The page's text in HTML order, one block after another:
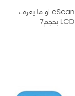
أطلقت شركة Plustek جهاز السكانر الجديد eScan A150 او ما يعرف
بجهاز المسح الضوئي الذي يمتلك شاشة لمسية LCD بحجم7